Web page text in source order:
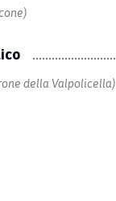
della Valpolicella)